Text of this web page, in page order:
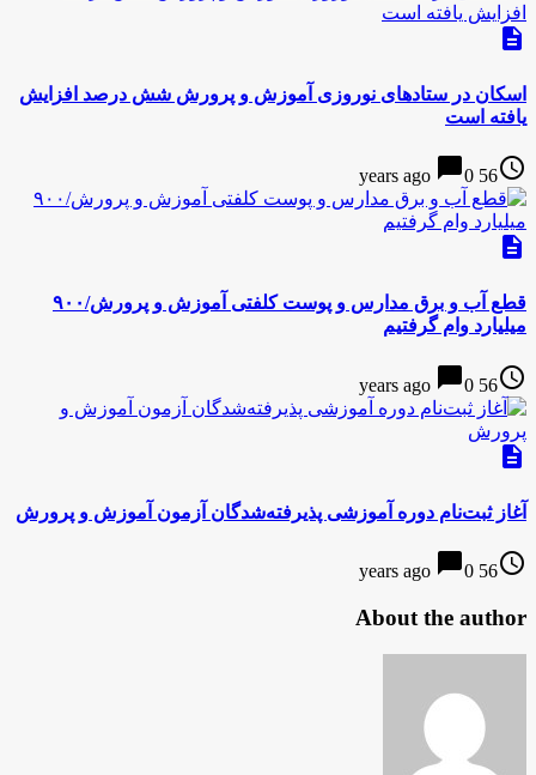
description
اسکان در ستادهای نوروزی آموزش و پرورش شش درصد افزایش
یافته است
access_time
56 years ago
chat_bubble0
description
قطع آب و برق مدارس و پوست کلفتی آموزش و پرورش/۹۰۰
میلیارد وام گرفتیم
access_time
56 years ago
chat_bubble0
description
آغاز ثبت‌نام دوره آموزشی پذیرفته‌شدگان آزمون آموزش و پرورش
access_time
56 years ago
chat_bubble0
About the author